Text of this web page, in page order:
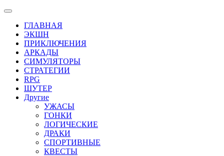
ГЛАВНАЯ
ЭКШН
ПРИКЛЮЧЕНИЯ
АРКАДЫ
СИМУЛЯТОРЫ
СТРАТЕГИИ
RPG
ШУТЕР
Другие
УЖАСЫ
ГОНКИ
ЛОГИЧЕСКИЕ
ДРАКИ
СПОРТИВНЫЕ
КВЕСТЫ